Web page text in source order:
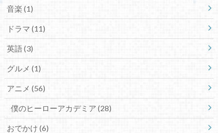
音楽 (1)
ドラマ (11)
英語(3)
グルメ (1)
アニメ (56)
僕のヒーローアカデミア (28)
おでかけ (6)